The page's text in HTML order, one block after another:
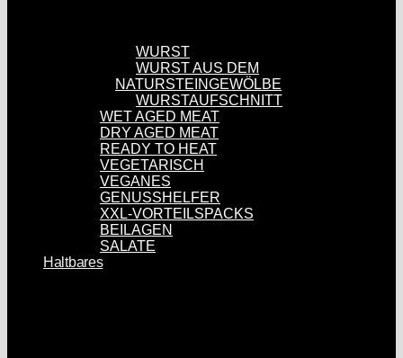
WURST
WURST AUS DEM
NATURSTEINGEWÖLBE
WURSTAUFSCHNITT
WET AGED MEAT
DRY AGED MEAT
READY TO HEAT
VEGETARISCH
VEGANES
GENUSSHELFER
XXL-VORTEILSPACKS
BEILAGEN
SALATE
Haltbares